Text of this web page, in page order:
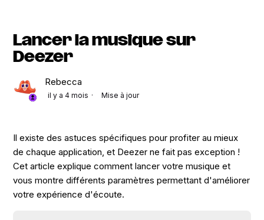
Lancer la musique sur
Deezer
Rebecca
il y a 4 mois Mise à jour
Il existe des astuces spécifiques pour profiter au mieux
de chaque application, et Deezer ne fait pas exception !
Cet article explique comment lancer votre musique et
vous montre différents paramètres permettant d'améliorer
votre expérience d'écoute.